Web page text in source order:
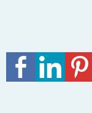
Wat nog, een